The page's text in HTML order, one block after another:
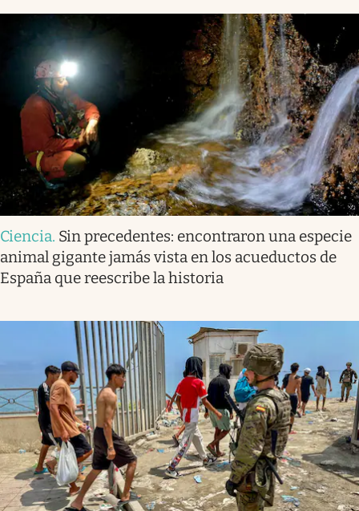
Ciencia. Sin precedentes: encontraron una especie
animal gigante jamás vista en los acueductos de
España que reescribe la historia